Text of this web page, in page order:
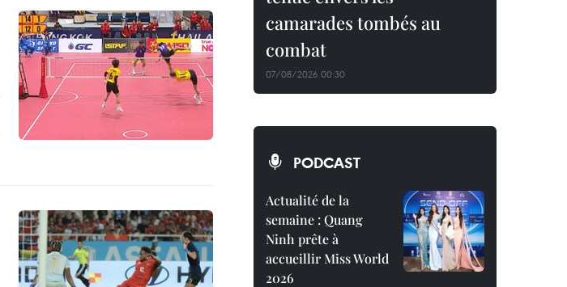
camarades tombés au
combat
07/08/2026 00:30
PODCAST
Actualité de la
semaine : Quang
Ninh prête à
accueillir Miss World
2026